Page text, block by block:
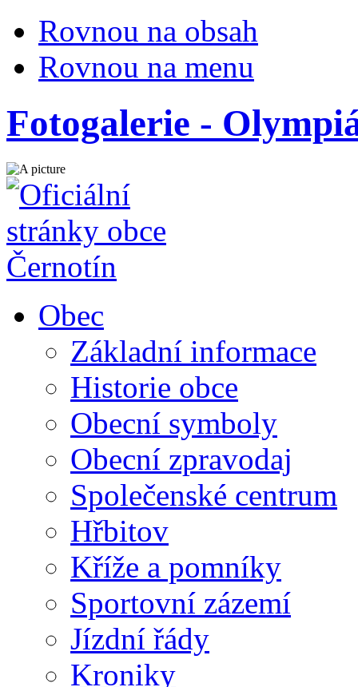
Rovnou na obsah
Rovnou na menu
Fotogalerie -
Obec
Základní informace
Historie obce
Obecní symboly
Obecní zpravodaj
Společenské centrum
Hřbitov
Kříže a pomníky
Sportovní zázemí
Jízdní řády
Kroniky